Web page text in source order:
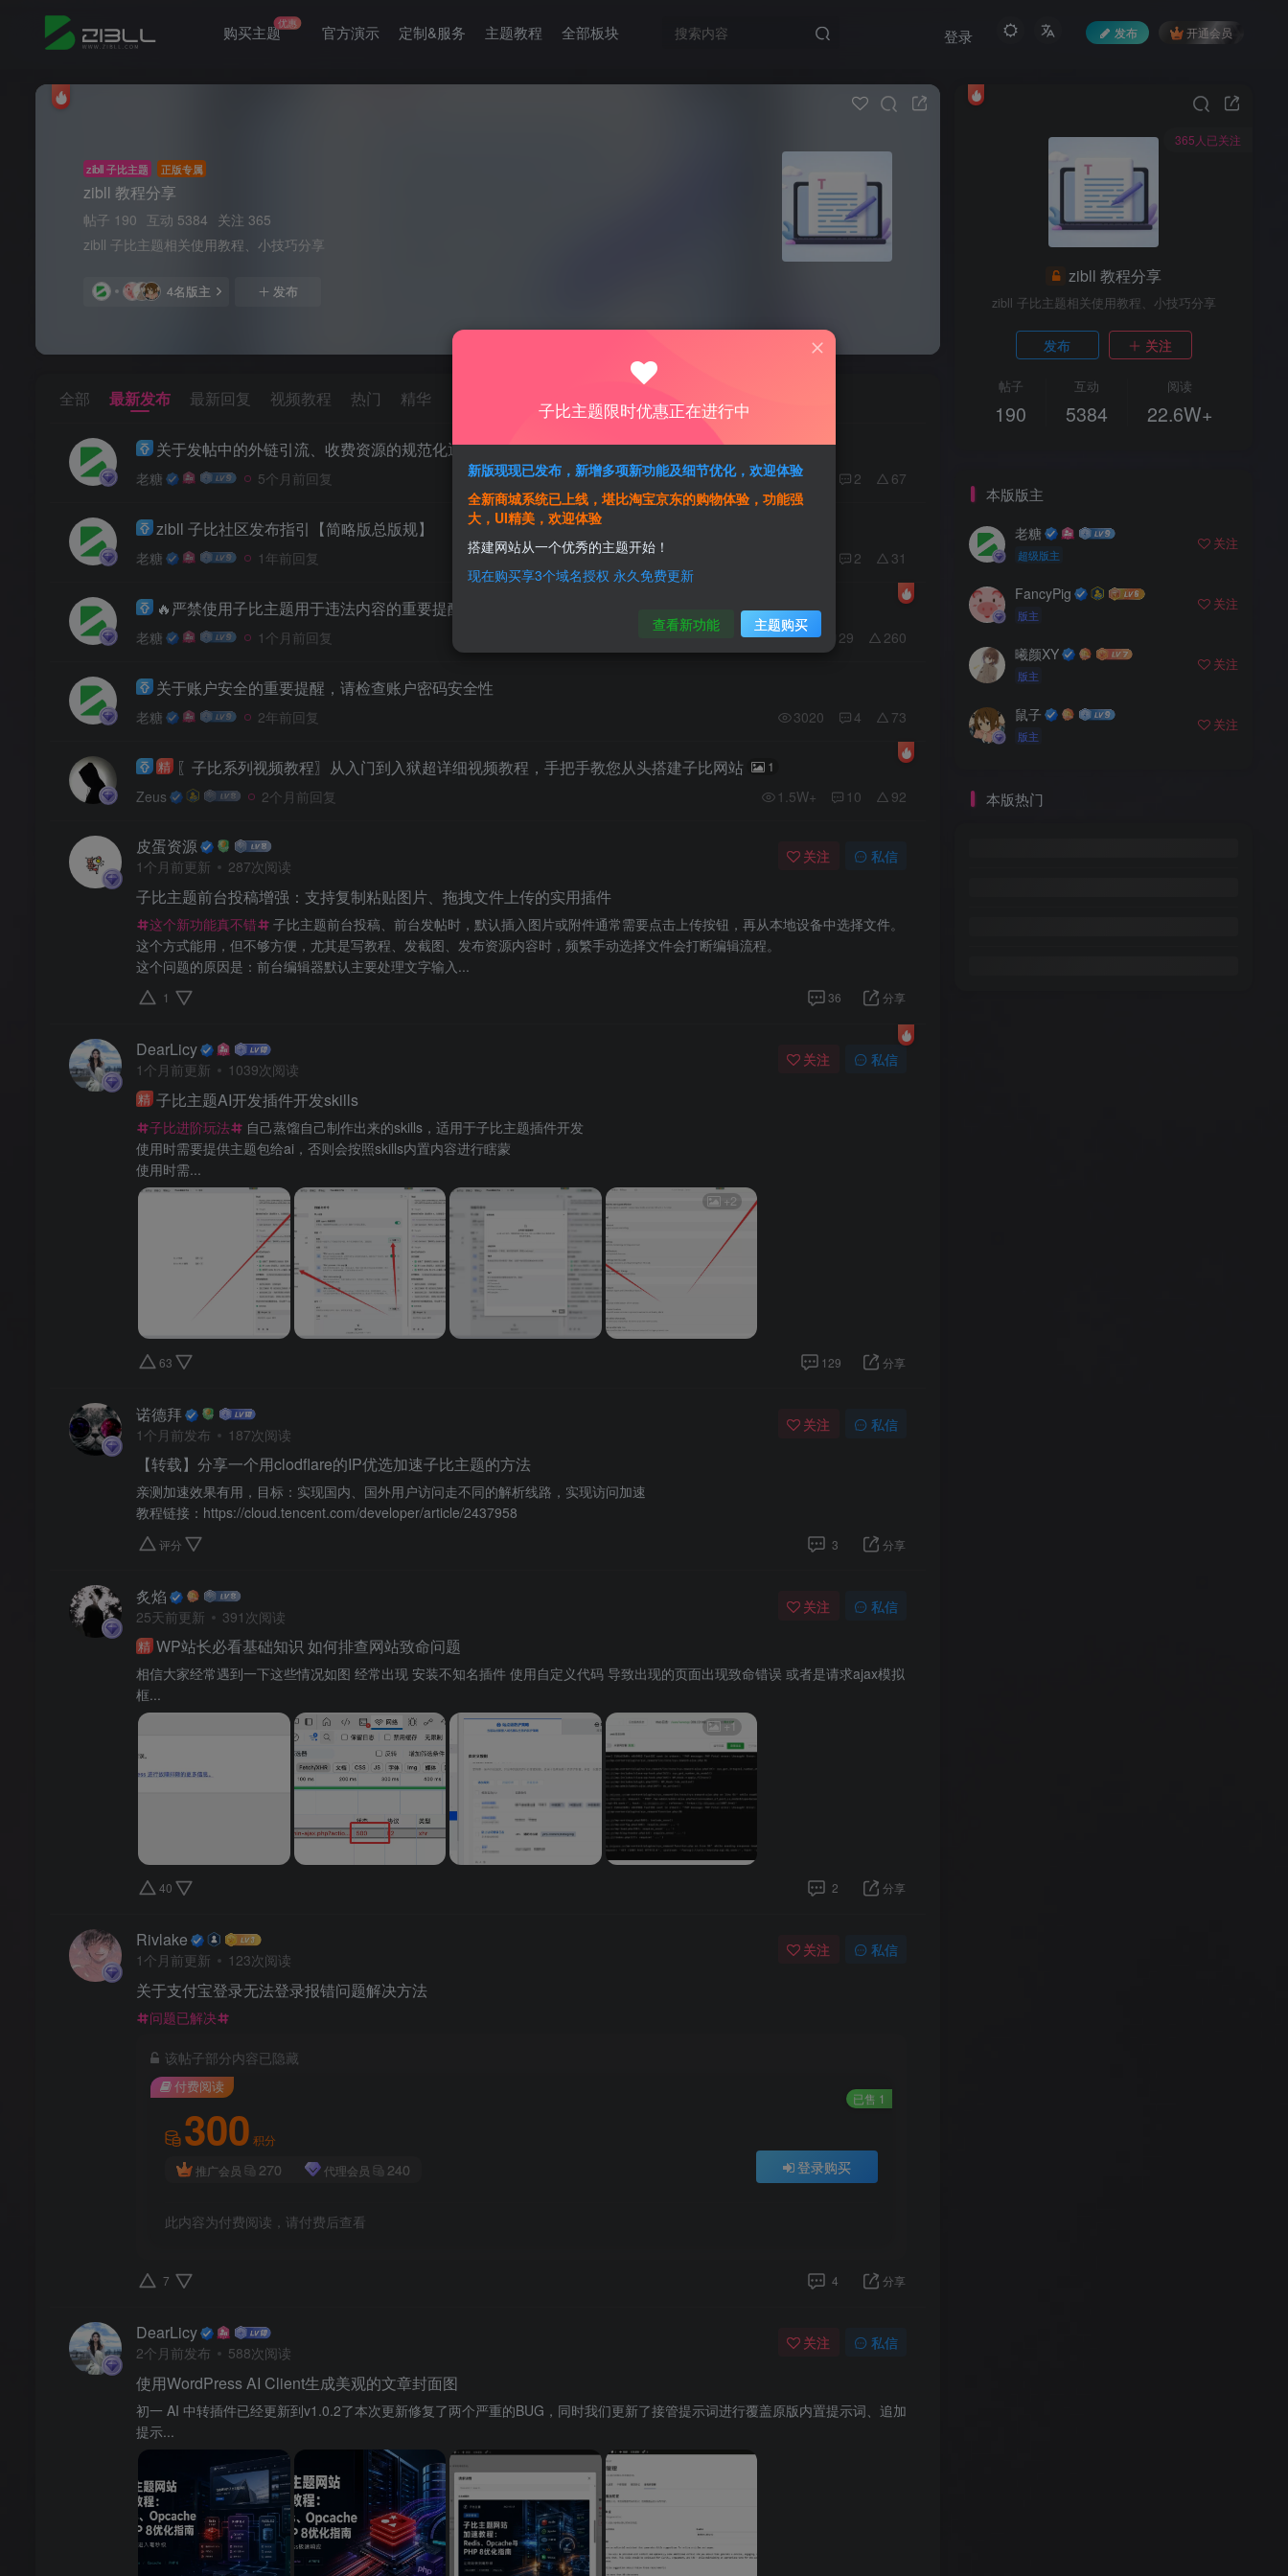
购买主题优惠 官方演示 定制&服务 主题教程 全部板块 发布 开通会员
登录
zibll 子比主题 正版专属
zibll 教程分享
帖子 190 互动 5384 关注 365
zibll 子比主题相关使用教程、小技巧分享
4名版主 发布
全部 最新发布 最新回复 视频教程 热门 精华
关于发帖中的外链引流、收费资源的规范化通知
老糖 5个月前回复 2065 2 67
zibll 子比社区发布指引【简略版总版规】
老糖 1年前回复 2 31
🔥严禁使用子比主题用于违法内容的重要提醒
老糖 1个月前回复 9038 29 260
关于账户安全的重要提醒，请检查账户密码安全性
老糖 2年前回复 3020 4 73
精 〖子比系列视频教程〗从入门到入狱超详细视频教程，手把手教您从头搭建子比网站 1
Zeus 2个月前回复 1.5W+ 10 92
皮蛋资源
1个月前更新 287次阅读
关注 私信
子比主题前台投稿增强：支持复制粘贴图片、拖拽文件上传的实用插件
这个新功能真不错
子比主题前台投稿、前台发帖时，默认插入图片或附件通常需要点击上传按钮，再从本地设备中选择文件。
这个方式能用，但不够方便，尤其是写教程、发截图、发布资源内容时，频繁手动选择文件会打断编辑流程。
这个问题的原因是：前台编辑器默认主要处理文字输入...
1 36 分享
DearLicy
1个月前更新 1039次阅读
关注 私信
精 子比主题AI开发插件开发skills
子比进阶玩法
自己蒸馏自己制作出来的skills，适用于子比主题插件开发
使用时需要提供主题包给ai，否则会按照skills内置内容进行瞎蒙
使用时需...
+2
63 129 分享
诺德拜
1个月前发布 187次阅读
关注 私信
【转载】分享一个用clodflare的IP优选加速子比主题的方法
亲测加速效果有用，目标：实现国内、国外用户访问走不同的解析线路，实现访问加速
教程链接：https://cloud.tencent.com/developer/article/2437958
评分 3 分享
炙焰
25天前更新 391次阅读
关注 私信
精 WP站长必看基础知识 如何排查网站致命问题
相信大家经常遇到一下这些情况如图 经常出现 安装不知名插件 使用自定义代码 导致出现的页面出现致命错误 或者是请求ajax模拟
框...
+1
40 2 分享
Rivlake
1个月前更新 123次阅读
关注 私信
关于支付宝登录无法登录报错问题解决方法
问题已解决
该帖子部分内容已隐藏
付费阅读
已售 1
300 积分
推广会员
270 代理会员 240 登录购买
此内容为付费阅读，请付费后查看
7 4 分享
DearLicy
2个月前发布 588次阅读
关注 私信
使用WordPress AI Client生成美观的文章封面图
初一 AI 中转插件已经更新到v1.0.2了本次更新修复了两个严重的BUG，同时我们更新了接管提示词进行覆盖原版内置提示词、追加
提示...
365人已关注
zibll 教程分享
zibll 子比主题相关使用教程、小技巧分享
发布 关注
帖子
190
互动
5384
阅读
22.6W+
本版版主
老糖
超级版主
关注
⁢FancyPig
版主
关注
曦颜XY
版主
关注
鼠子
版主
关注
本版热门
子比主题限时优惠正在进行中
新版现现已发布，新增多项新功能及细节优化，欢迎体验
全新商城系统已上线，堪比淘宝京东的购物体验，功能强
大，UI精美，欢迎体验
搭建网站从一个优秀的主题开始！
现在购买享3个域名授权 永久免费更新
查看新功能 主题购买